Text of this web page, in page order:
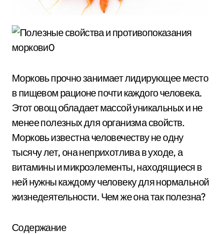
Морковь прочно занимает лидирующее место
в пищевом рационе почти каждого человека.
Этот овощ обладает массой уникальных и не
менее полезных для организма свойств.
Морковь известна человечеству не одну
тысячу лет, она неприхотлива в уходе, а
витамины и микроэлементы, находящиеся в
ней нужны каждому человеку для нормальной
жизнедеятельности. Чем же она так полезна?
Содержание